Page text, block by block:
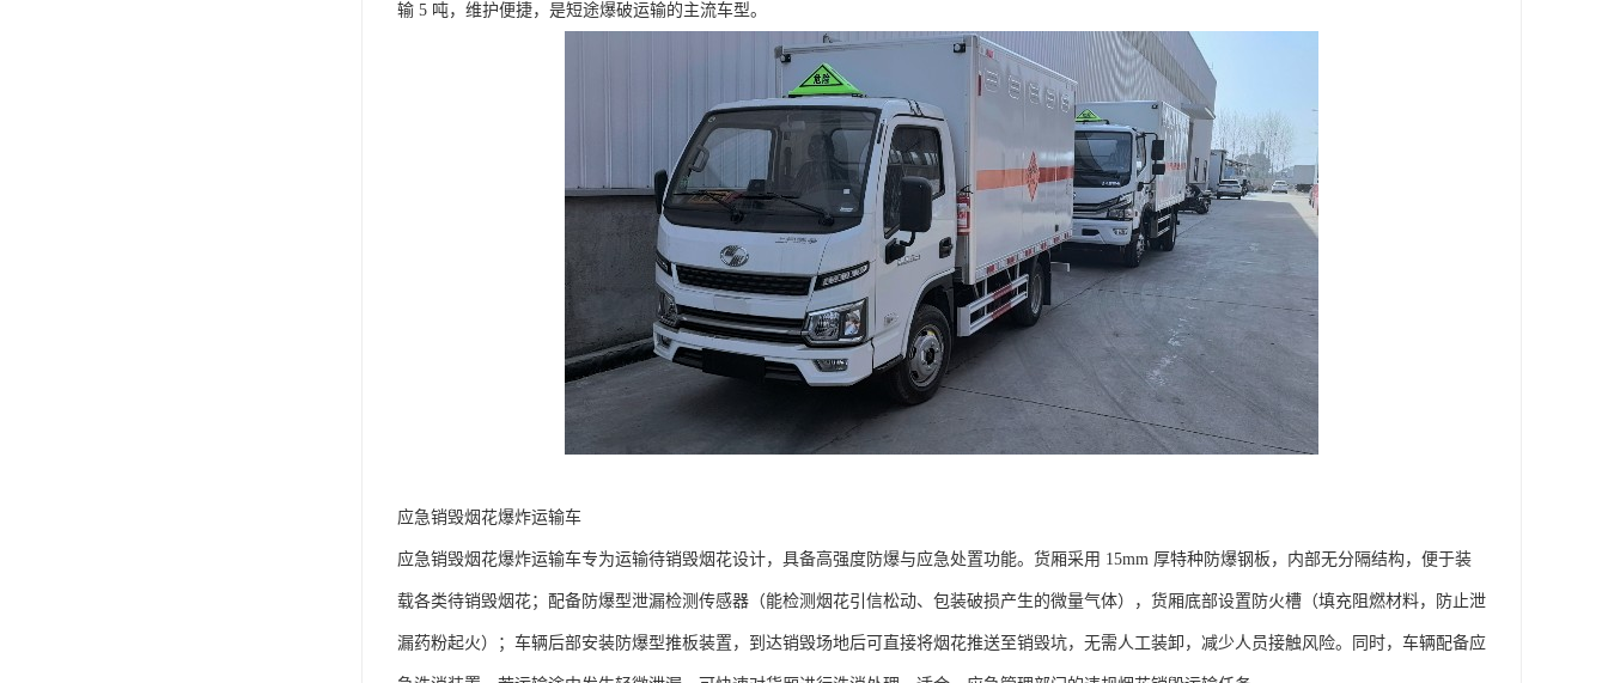
输 5 吨，维护便捷，是短途爆破运输的主流车型。​
应急销毁烟花爆炸运输车​
应急销毁烟花爆炸运输车专为运输待销毁烟花设计，具备高强度防爆与应急处置功能。货厢采用 15mm 厚特种防爆钢板，内部无分隔结构，便于装
载各类待销毁烟花；配备防爆型泄漏检测传感器（能检测烟花引信松动、包装破损产生的微量气体），货厢底部设置防火槽（填充阻燃材料，防止泄
漏药粉起火）；车辆后部安装防爆型推板装置，到达销毁场地后可直接将烟花推送至销毁坑，无需人工装卸，减少人员接触风险。同时，车辆配备应